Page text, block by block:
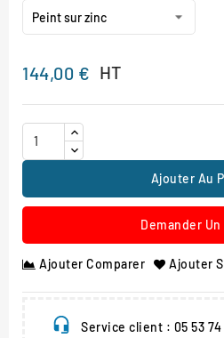
144,00 € HT
Ajouter Au
Demander
Ajouter Comparer Ajouter
Service client : 05 53 74